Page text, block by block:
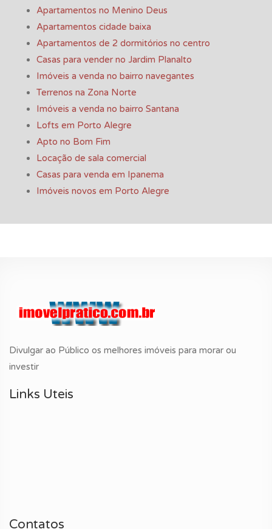
Apartamentos no Menino Deus
Apartamentos cidade baixa
Apartamentos de 2 dormitórios no centro
Casas para vender no Jardim Planalto
Imóveis a venda no bairro navegantes
Terrenos na Zona Norte
Imóveis a venda no bairro Santana
Lofts em Porto Alegre
Apto no Bom Fim
Locação de sala comercial
Casas para venda em Ipanema
Imóveis novos em Porto Alegre
Divulgar ao Público os melhores imóveis para morar ou
investir
Links Uteis
Contatos